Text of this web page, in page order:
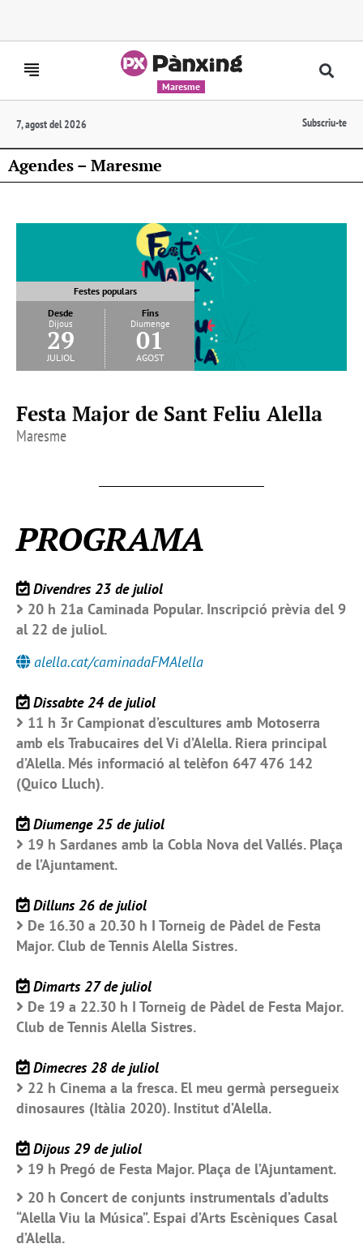
Maresme
7, agost del 2026 Subscriu-te
Agendes – Maresme
Festes populars
Desde
Dijous
29
juliol
Fins
Diumenge
01
agost
Festa Major de Sant Feliu Alella
Maresme
PROGRAMA
Divendres 23 de juliol
20 h 21a Caminada Popular. Inscripció prèvia del 9
al 22 de juliol.
alella.cat/caminadaFMAlella
Dissabte 24 de juliol
11 h 3r Campionat d’escultures amb Motoserra
amb els Trabucaires del Vi d’Alella. Riera principal
d’Alella. Més informació al telèfon 647 476 142
(Quico Lluch).
Diumenge 25 de juliol
19 h Sardanes amb la Cobla Nova del Vallés. Plaça
de l’Ajuntament.
Dilluns 26 de juliol
De 16.30 a 20.30 h I Torneig de Pàdel de Festa
Major. Club de Tennis Alella Sistres.
Dimarts 27 de juliol
De 19 a 22.30 h I Torneig de Pàdel de Festa Major.
Club de Tennis Alella Sistres.
Dimecres 28 de juliol
22 h Cinema a la fresca. El meu germà persegueix
dinosaures (Itàlia 2020). Institut d’Alella.
Dijous 29 de juliol
19 h Pregó de Festa Major. Plaça de l’Ajuntament.
20 h Concert de conjunts instrumentals d’adults
“Alella Viu la Música”. Espai d’Arts Escèniques Casal
d’Alella.